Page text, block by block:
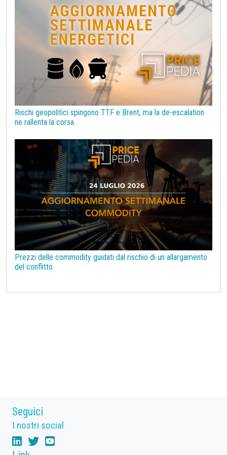
Rischi geopolitici spingono TTF e Brent, ma la de-escalation
ne rallenta la corsa
Prezzi delle commodity guidati dal rischio di un allargamento
del conflitto
Seguici
I nostri social